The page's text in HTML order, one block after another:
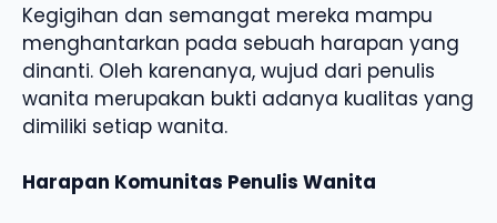
Kegigihan dan semangat mereka mampu
menghantarkan pada sebuah harapan yang
dinanti. Oleh karenanya, wujud dari penulis
wanita merupakan bukti adanya kualitas yang
dimiliki setiap wanita.
Harapan Komunitas Penulis Wanita